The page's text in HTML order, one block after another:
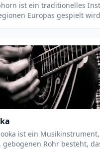
ist ein traditionelles
Europas gespielt wird. Es ist ein
Länge von bis zu 3 Metern
Durchmesser von bis zu 30 cm. Das
einem Blasebalg geblasen
Ton.
ist ein
gebogenen Rohr besteht,